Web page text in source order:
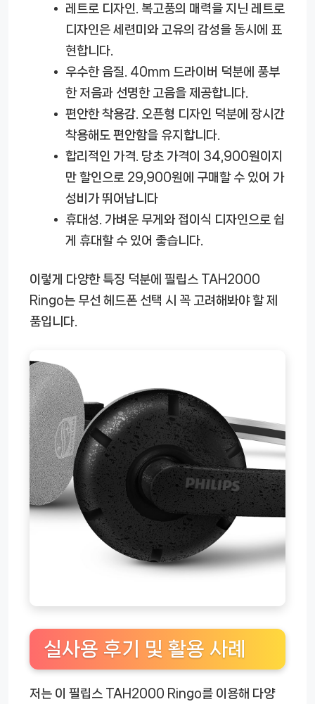
레트로 디자인.
복고풍의 매력을 지닌 레트로
디자인은 세련미와 고유의 감성을 동시에 표
현합니다.
우수한 음질.
40mm 드라이버 덕분에 풍부
한 저음과 선명한 고음을 제공합니다.
편안한 착용감. 오픈형 디자인 덕분에 장시간
착용해도 편안함을 유지합니다.
합리적인 가격. 당초 가격이 34,900원이지
만 할인으로 29,900원에 구매할 수 있어 가
성비가 뛰어납니다
휴대성. 가벼운 무게와 접이식 디자인으로 쉽
게 휴대할 수 있어 좋습니다.
이렇게 다양한 특징 덕분에 필립스 TAH2000
Ringo는 무선 헤드폰 선택 시 꼭 고려해봐야 할 제
품입니다.
실사용 후기 및 활용 사례
저는 이 필립스 TAH2000 Ringo를 이용해 다양